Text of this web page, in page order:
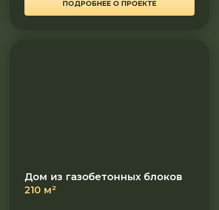
ПОДРОБНЕЕ О ПРОЕКТЕ
Дом из газобетонных блоков
210 м²